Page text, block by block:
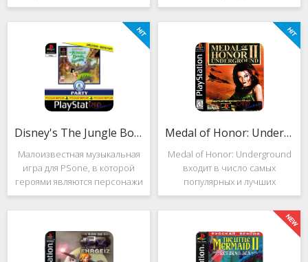
данная серия продолжила
своё существование. Вышло
ещё 2 "Страйка", где мы всё
так же управляем вертолётом
и уничтожаем
подойдёт для тех, кто ищет
альтернативу последнему.
Несмотря на то, что эти 2
игры создавались разными
людьми, Darkstone имеет
общие
Disney's The Jungle Book: Groove Party
Малоизвестная музыкальная
игра для PSone, в которой
героями являются персонажи
"Книги джунглей". Это не
платформер и не Action.
оригинален. Перед стартом
вы будете выбирать песню.
Medal of Honor: Underground
Medal of Honor: Underground
входит в число самых
популярных и лучших
шутеров от первого лица для
Sony Playstation. Эта игра
посвящена Второй мировой
войне. Вы будете играть за
девушку Менон. Являясь